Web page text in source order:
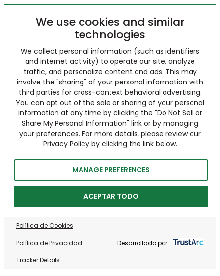
We use cookies and similar
technologies
We collect personal information (such as identifiers
and internet activity) to operate our site, analyze
traffic, and personalize content and ads. This may
involve the "sharing" of your personal information with
third parties for cross-context behavioral advertising.
You can opt out of the sale or sharing of your personal
information at any time by clicking the "Do Not Sell or
Share My Personal Information" link or by managing
your preferences. For more details, please review our
Privacy Policy by clicking the link below.
MANAGE PREFERENCES
ACEPTAR TODO
Política de Cookies
Política de Privacidad
Tracker Details
Desarrollado por: